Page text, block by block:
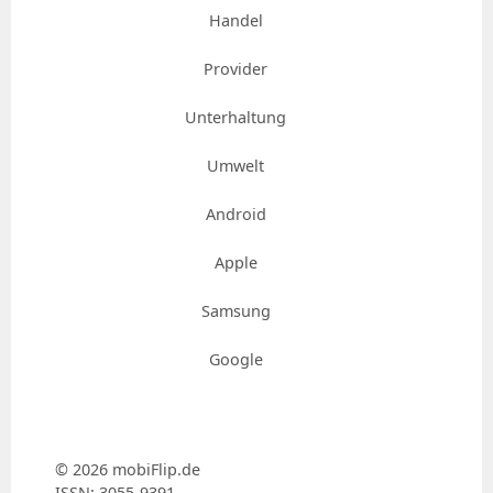
Handel
Provider
Unterhaltung
Umwelt
Android
Apple
Samsung
Google
© 2026 mobiFlip.de